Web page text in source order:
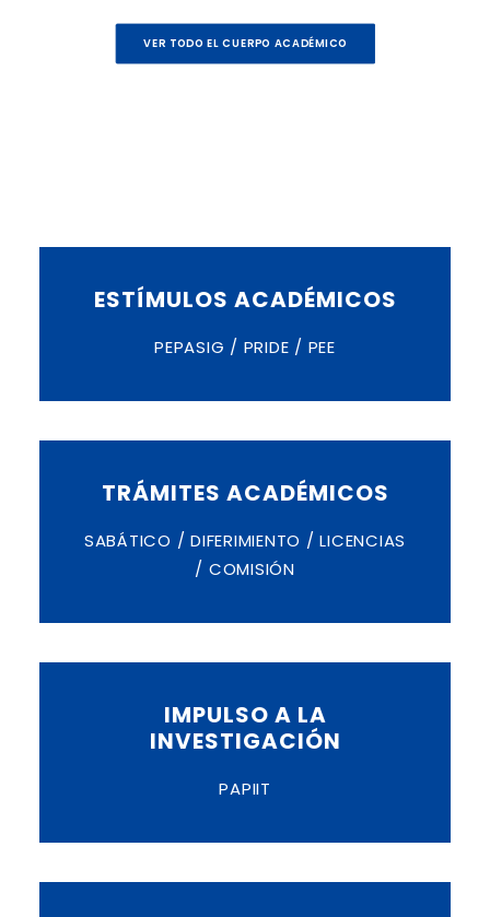
VER TODO EL CUERPO ACADÉMICO
ESTÍMULOS ACADÉMICOS
PEPASIG / PRIDE / PEE
TRÁMITES ACADÉMICOS
SABÁTICO / DIFERIMIENTO / LICENCIAS
/ COMISIÓN
IMPULSO A LA
INVESTIGACIÓN
PAPIIT